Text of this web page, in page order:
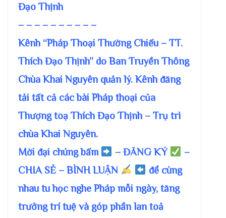
Đạo Thịnh
– – – – – – – – – –
Kênh “Pháp Thoại Thường Chiếu – TT.
Thích Đạo Thịnh” do Ban Truyền Thông
Chùa Khai Nguyên quản lý. Kênh đăng
tải tất cả các bài Pháp thoại của
Thượng toạ Thích Đạo Thịnh – Trụ trì
chùa Khai Nguyên.
Mời đại chúng bấm
– ĐĂNG KÝ
–
CHIA SẺ – BÌNH LUẬN
để cùng
nhau tu học nghe Pháp mỗi ngày, tăng
trưởng trí tuệ và góp phần lan toả